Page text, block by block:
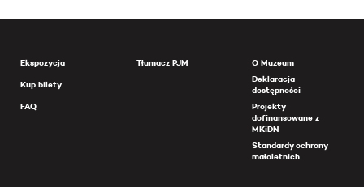
Ekspozycja
Kup bilety
FAQ
Tłumacz PJM
O Muzeum
Deklaracja
dostępności
Projekty
dofinansowane z
MKiDN
Standardy ochrony
małoletnich